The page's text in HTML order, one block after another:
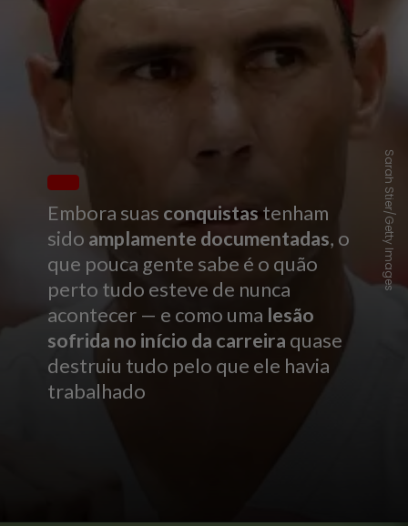
Embora suas conquistas tenham
sido amplamente documentadas, o
que pouca gente sabe é o quão
perto tudo esteve de nunca
acontecer — e como uma lesão
sofrida no início da carreira quase
destruiu tudo pelo que ele havia
trabalhado
Sarah Stier/Getty Images